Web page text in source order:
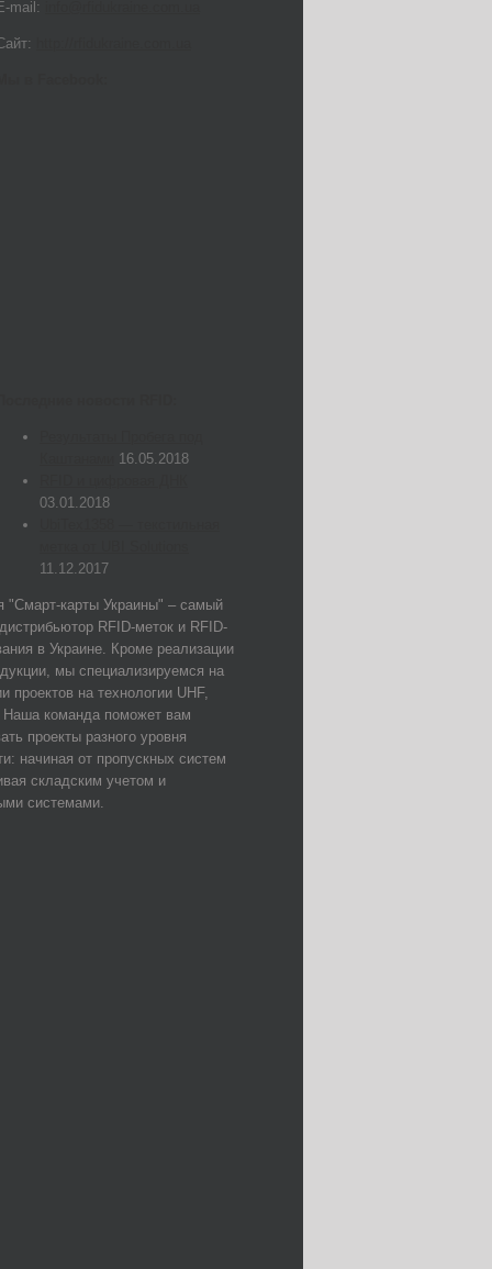
mail:
16.05.2018
03.01.2018
11.12.2017
"Смарт-карты Украины" – самый
RFID-меток и RFID-
в Украине. Кроме реализации
мы специализируемся на
проектов на технологии UHF,
Наша команда поможет вам
проекты разного уровня
начиная от пропускных систем
складским учетом и
системами.